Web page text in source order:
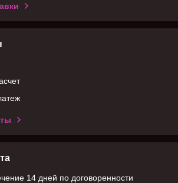
14 дней по договоренности